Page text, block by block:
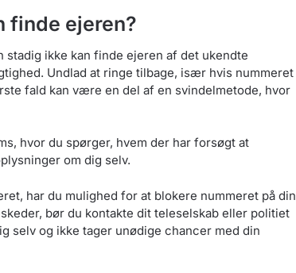
finde ejeren?
ikke kan finde ejeren af det ukendte
Undlad at ringe tilbage, især hvis nummeret
fald kan være en del af en svindelmetode, hvor
hvor du spørger, hvem der har forsøgt at
om dig selv.
har du mulighed for at blokere nummeret på din
bør du kontakte dit teleselskab eller politiet
selv og ikke tager unødige chancer med din